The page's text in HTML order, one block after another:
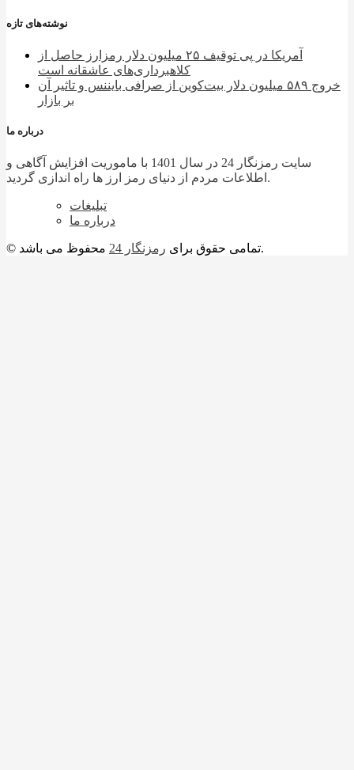
نوشته‌های تازه
آمریکا در پی توقیف ۲۵ میلیون دلار رمزارز حاصل از
کلاهبرداری‌های عاشقانه است
خروج ۵۸۹ میلیون دلار بیت‌کوین از صرافی بایننس و تاثیر آن
بر بازار
درباره ما
سایت رمزنگار 24 در سال 1401 با ماموریت افزایش آگاهی و
اطلاعات مردم از دنیای رمز ارز ها راه اندازی گردید.
تبلیغات
درباره ما
© تمامی حقوق برای رمزنگار 24 محفوظ می باشد.